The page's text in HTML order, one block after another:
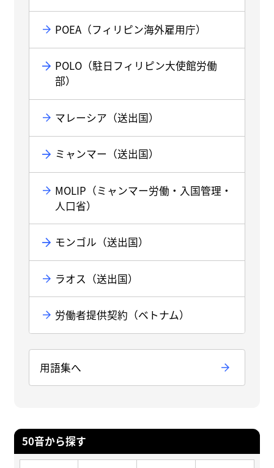
POEA（フィリピン海外雇用庁）
POLO（駐日フィリピン大使館労働
部）
マレーシア（送出国）
ミャンマー（送出国）
MOLIP（ミャンマー労働・入国管理・
人口省）
モンゴル（送出国）
ラオス（送出国）
労働者提供契約（ベトナム）
用語集へ
50音から探す